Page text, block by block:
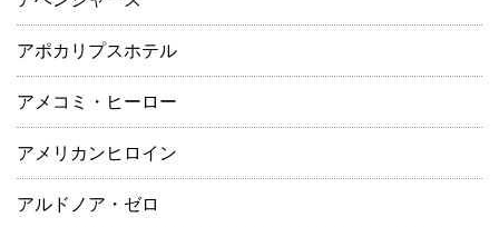
アポカリプスホテル
アメコミ・ヒーロー
アメリカンヒロイン
アルドノア・ゼロ